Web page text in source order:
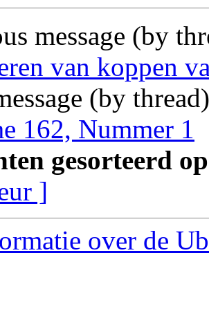
message (by
van koppen
(by
162, Nummer 1
gesorteerd
]
over de